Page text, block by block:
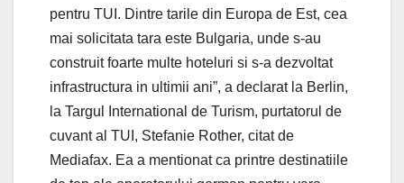
pentru TUI. Dintre tarile din Europa de Est, cea
mai solicitata tara este Bulgaria, unde s-au
construit foarte multe hoteluri si s-a dezvoltat
infrastructura in ultimii ani”, a declarat la Berlin,
la Targul International de Turism, purtatorul de
cuvant al TUI, Stefanie Rother, citat de
Mediafax. Ea a mentionat ca printre destinatiile